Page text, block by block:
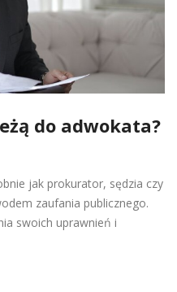
do adwokata?
jak prokurator, sędzia czy
zaufania publicznego.
swoich uprawnień i